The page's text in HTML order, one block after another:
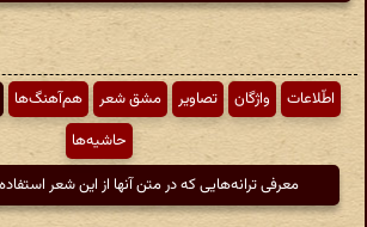
اطّلاعات واژگان تصاویر مشق شعر هم‌آهنگ‌ها
حاشیه‌ها
معرفی ترانه‌هایی که در متن آنها از این شعر